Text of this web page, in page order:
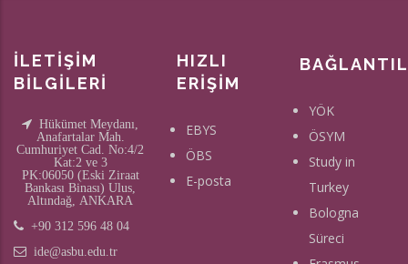
İLETİŞİM
BİLGİLERİ
Hükümet Meydanı,
Anafartalar Mah.
Cumhuriyet Cad. No:4/2
Kat:2 ve 3
PK:06050 (Eski Ziraat
Bankası Binası) Ulus,
Altındağ, ANKARA
+90 312 596 48 04
ide@asbu.edu.tr
HIZLI
ERİŞİM
EBYS
ÖBS
E-posta
YÖK
ÖSYM
Study in
Turkey
Bologna
Süreci